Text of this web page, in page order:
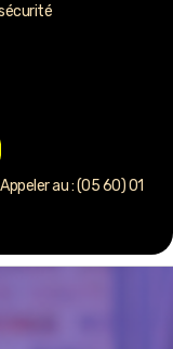
au : (05 60) 01